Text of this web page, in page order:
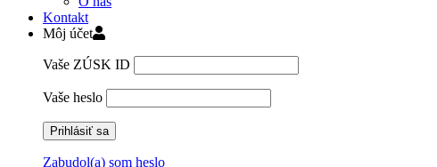
Kontakt
Môj účet
Vaše ZÚSK ID
Vaše heslo
Zabudol(a) som heslo